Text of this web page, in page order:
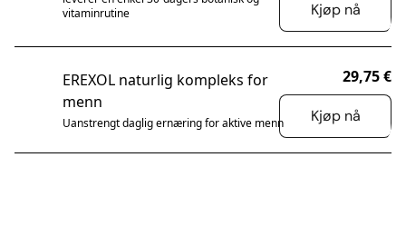
vitaminrutine
Kjøp nå
EREXOL naturlig kompleks for
menn
Uanstrengt daglig ernæring for aktive menn
29,75 €
Kjøp nå